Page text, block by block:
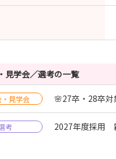
見学会／選考の一覧
見学会 🌸27卒・28卒対
考 2027年度採用